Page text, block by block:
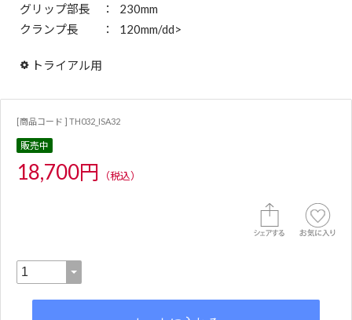
グリップ部長
230mm
クランプ長
120mm/dd>
トライアル用
[商品コード ] TH032_ISA32
販売中
18,700円 （税込）